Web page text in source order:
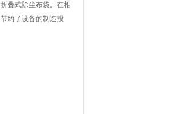
叠式除尘布袋。在相
约了设备的制造投